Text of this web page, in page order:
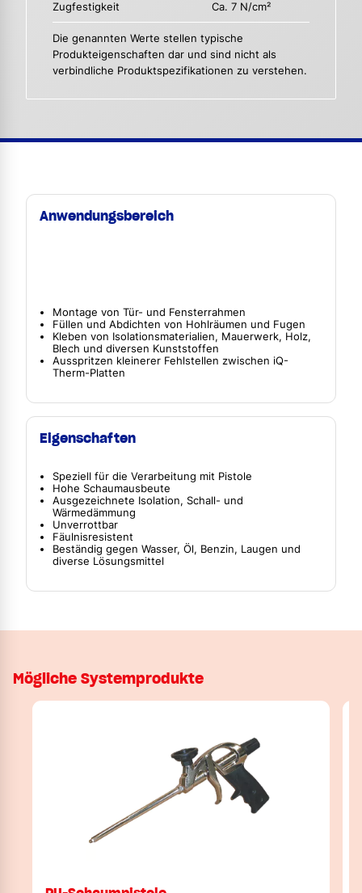
Zugfestigkeit Ca. 7 N/cm²
Die genannten Werte stellen typische
Produkteigenschaften dar und sind nicht als
verbindliche Produktspezifikationen zu verstehen.
Anwendungsbereich
Montage von Tür- und Fensterrahmen
Füllen und Abdichten von Hohlräumen und Fugen
Kleben von Isolationsmaterialien, Mauerwerk, Holz,
Blech und diversen Kunststoffen
Ausspritzen kleinerer Fehlstellen zwischen iQ-
Therm-Platten
Eigenschaften
Speziell für die Verarbeitung mit Pistole
Hohe Schaumausbeute
Ausgezeichnete Isolation, Schall- und
Wärmedämmung
Unverrottbar
Fäulnisresistent
Beständig gegen Wasser, Öl, Benzin, Laugen und
diverse Lösungsmittel
Mögliche Systemprodukte